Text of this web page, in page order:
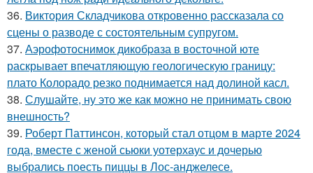
36. Виктория Складчикова откровенно рассказала со
сцены о разводе с состоятельным супругом.
37. Аэрофотоснимок дикобpaза в восточной юте
раскрывает впечатляющую геологическую границу:
плато Колорадо резко поднимается над долиной касл.
38. Слушайте, ну это же как можно не принимать свою
внешность?
39. Роберт Паттинсон, который стал отцом в марте 2024
года, вместе с женой сьюки уотерхаус и дочерью
выбрались поесть пиццы в Лос-анджелесе.